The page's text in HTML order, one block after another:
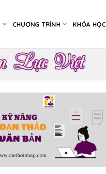
CHƯƠNG TRÌNH KHÓA HỌC